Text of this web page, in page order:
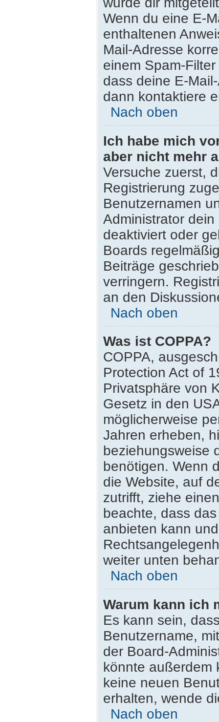
Wenn du eine E-
enthaltenen
Mail-Adresse
einem Spam-
dass deine E-
dann kontaktiere
Nach oben
Ich habe mich
aber nicht mehr
Versuche zuerst,
Registrierung
Benutzernamen
Administrator
deaktiviert oder
Boards
Beiträge
verringern.
an den
Nach oben
Was ist COPPA?
COPPA,
Protection Act of
Privatsphäre von
Gesetz in den
möglicherweise
Jahren erheben,
beziehungsweise
benötigen. Wenn
die Website, auf
zutrifft, ziehe
beachte, dass
anbieten kann
weiter unten
Nach oben
Warum kann ich
Es kann sein,
Benutzername,
der Board-
könnte außerdem
keine neuen
erhalten, wende
Nach oben